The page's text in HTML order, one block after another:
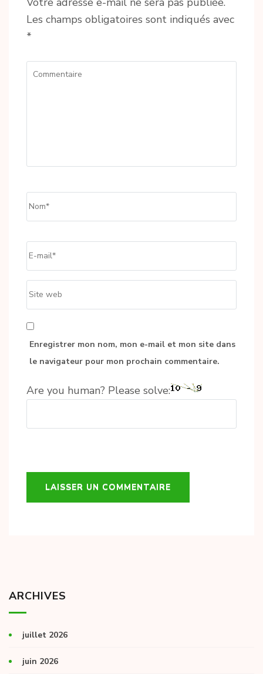
Les champs obligatoires sont indiqués avec
*
Commentaire
Enregistrer mon nom, mon e-mail et mon site dans
le navigateur pour mon prochain commentaire.
Are you human? Please solve:
ARCHIVES
juillet 2026
juin 2026